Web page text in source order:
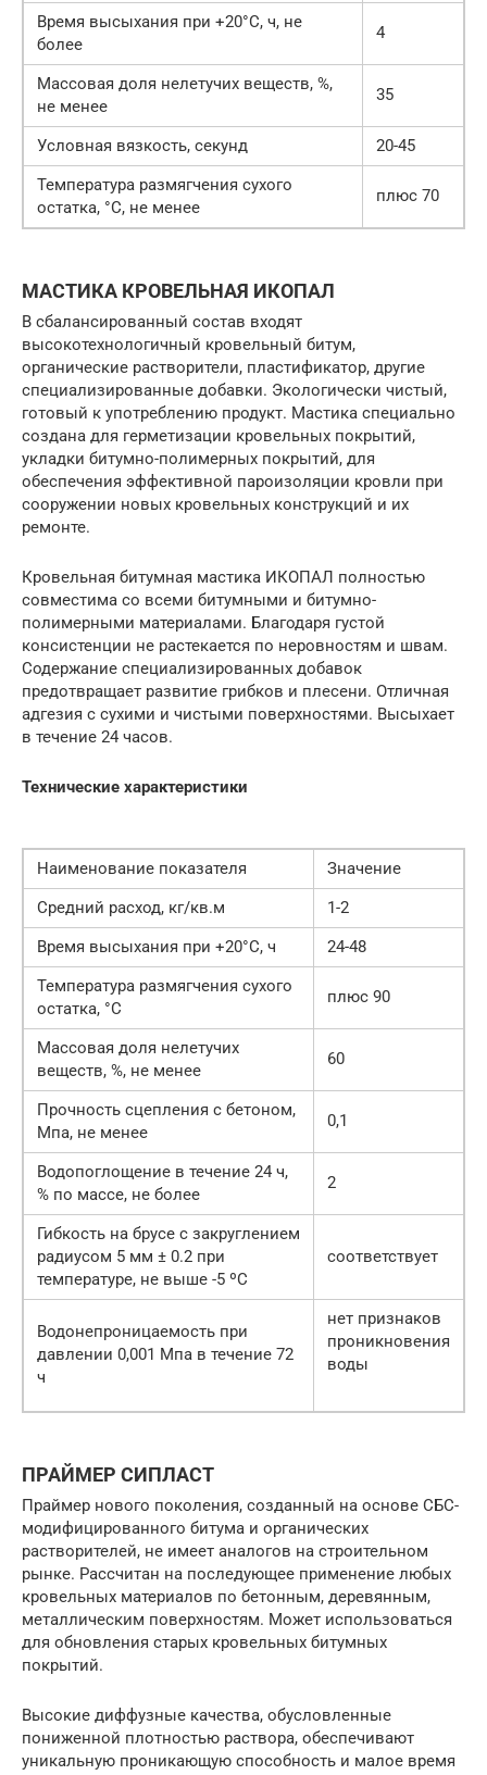
Время высыхания при +20°С, ч, не
более
4
Массовая доля нелетучих веществ, %,
не менее
35
Условная вязкость, секунд
20-45
Температура размягчения сухого
остатка, °С, не менее
плюс 70
МАСТИКА КРОВЕЛЬНАЯ ИКОПАЛ
В сбалансированный состав входят
высокотехнологичный кровельный битум,
органические растворители, пластификатор, другие
специализированные добавки. Экологически чистый,
готовый к употреблению продукт. Мастика специально
создана для герметизации кровельных покрытий,
укладки битумно-полимерных покрытий, для
обеспечения эффективной пароизоляции кровли при
сооружении новых кровельных конструкций и их
ремонте.
Кровельная битумная мастика ИКОПАЛ полностью
совместима со всеми битумными и битумно-
полимерными материалами. Благодаря густой
консистенции не растекается по неровностям и швам.
Содержание специализированных добавок
предотвращает развитие грибков и плесени. Отличная
адгезия с сухими и чистыми поверхностями. Высыхает
в течение 24 часов.
Технические характеристики
Наименование показателя
Значение
Средний расход, кг/кв.м
1-2
Время высыхания при +20°С, ч
24-48
Температура размягчения сухого
остатка, °С
плюс 90
Массовая доля нелетучих
веществ, %, не менее
60
Прочность сцепления с бетоном,
Мпа, не менее
0,1
Водопоглощение в течение 24 ч,
% по массе, не более
2
Гибкость на брусе с закруглением
радиусом 5 мм ± 0.2 при
температуре, не выше -5 ºС
соответствует
Водонепроницаемость при
давлении 0,001 Мпа в течение 72
ч
нет признаков
проникновения
воды
ПРАЙМЕР СИПЛАСТ
Праймер нового поколения, созданный на основе СБС-
модифицированного битума и органических
растворителей, не имеет аналогов на строительном
рынке. Рассчитан на последующее применение любых
кровельных материалов по бетонным, деревянным,
металлическим поверхностям. Может использоваться
для обновления старых кровельных битумных
покрытий.
Высокие диффузные качества, обусловленные
пониженной плотностью раствора, обеспечивают
уникальную проникающую способность и малое время